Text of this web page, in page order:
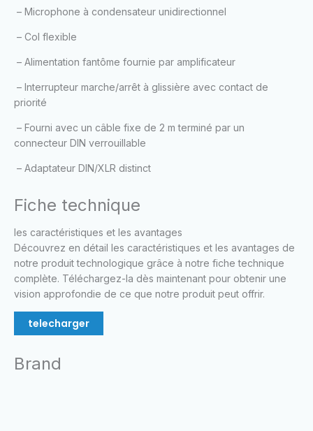
– Microphone à condensateur unidirectionnel
– Col flexible
– Alimentation fantôme fournie par amplificateur
– Interrupteur marche/arrêt à glissière avec contact de
priorité
– Fourni avec un câble fixe de 2 m terminé par un
connecteur DIN verrouillable
– Adaptateur DIN/XLR distinct
Fiche technique
les caractéristiques et les avantages
Découvrez en détail les caractéristiques et les avantages de
notre produit technologique grâce à notre fiche technique
complète. Téléchargez-la dès maintenant pour obtenir une
vision approfondie de ce que notre produit peut offrir.
telecharger
Brand